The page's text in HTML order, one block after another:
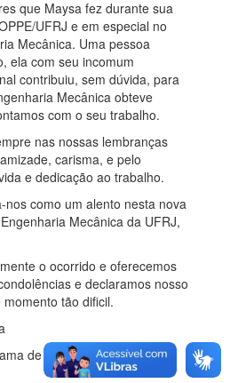
que Maysa fez durante sua
UFRJ e em especial no
Mecânica. Uma pessoa
ela com seu incomum
contribuiu, sem dúvida, para
Mecânica obteve
com o seu trabalho.
nas nossas lembranças
carisma, e pelo
e dedicação ao trabalho.
nos como um alento nesta nova
Mecânica da UFRJ,
o ocorrido e oferecemos
e declaramos nosso
tão dificil.
de Engenharia Mecânica -